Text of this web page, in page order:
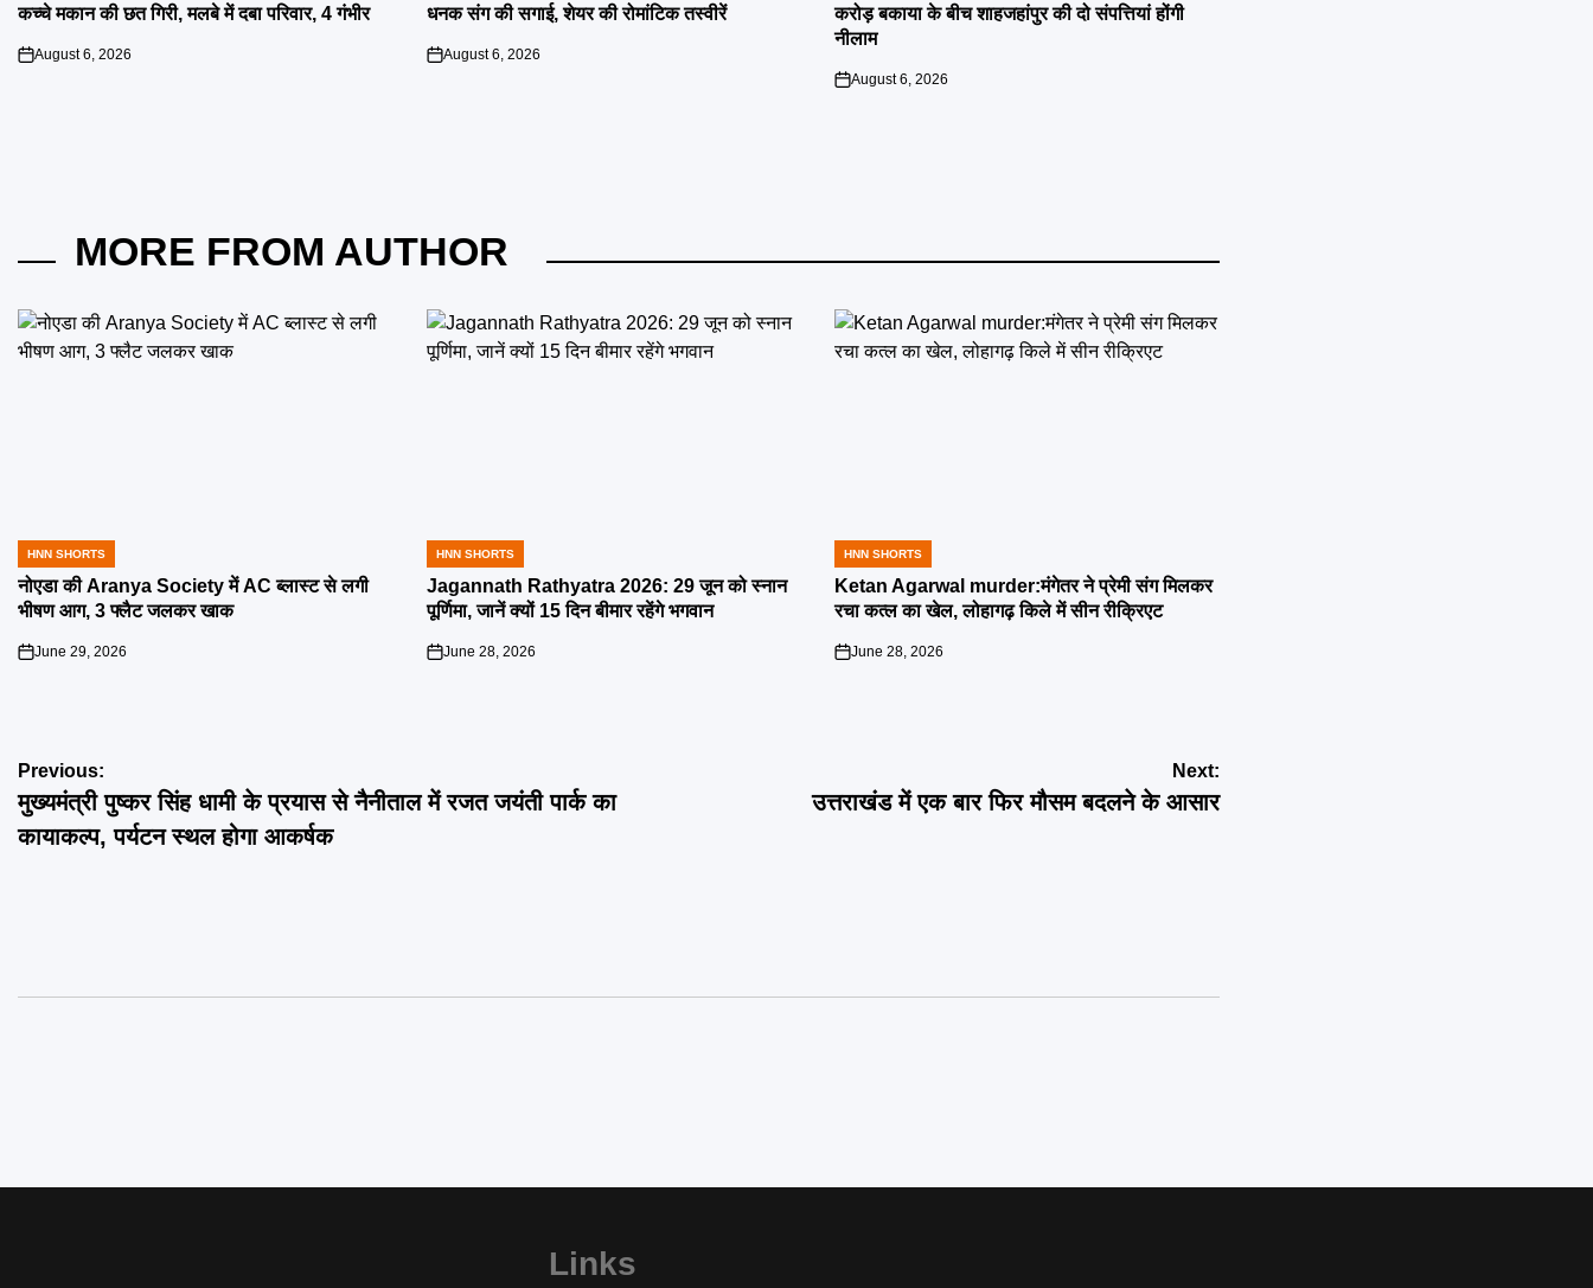
कच्चे मकान की छत गिरी, मलबे में दबा परिवार, 4 गंभीर
on
August 6, 2026
धनक संग की सगाई, शेयर की रोमांटिक तस्वीरें
on
August 6, 2026
करोड़ बकाया के बीच शाहजहांपुर की दो संपत्तियां होंगी
नीलाम
on
August 6, 2026
MORE FROM AUTHOR
POSTED
IN
HNN SHORTS
नोएडा की Aranya Society में AC ब्लास्ट से लगी
भीषण आग, 3 फ्लैट जलकर खाक
on
June 29, 2026
POSTED
IN
HNN SHORTS
Jagannath Rathyatra 2026: 29 जून को स्नान
पूर्णिमा, जानें क्यों 15 दिन बीमार रहेंगे भगवान
on
June 28, 2026
POSTED
IN
HNN SHORTS
Ketan Agarwal murder:मंगेतर ने प्रेमी संग मिलकर
रचा कत्ल का खेल, लोहागढ़ किले में सीन रीक्रिएट
on
June 28, 2026
Post
navigation
Previous:
मुख्यमंत्री पुष्कर सिंह धामी के प्रयास से नैनीताल में रजत जयंती पार्क का
कायाकल्प, पर्यटन स्थल होगा आकर्षक
Next:
उत्तराखंड में एक बार फिर मौसम बदलने के आसार
Links